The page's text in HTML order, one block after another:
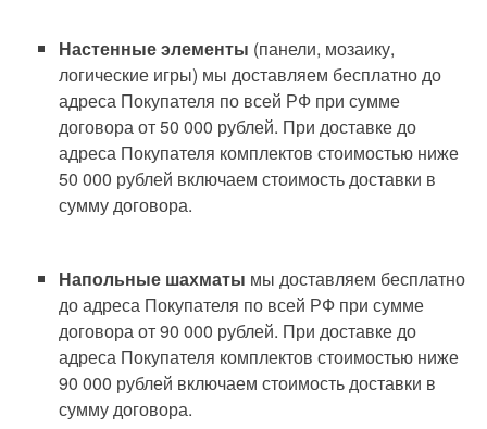
Настенные элементы (панели, мозаику,
логические игры) мы доставляем бесплатно до
адреса Покупателя по всей РФ при сумме
договора от 50 000 рублей. При доставке до
адреса Покупателя комплектов стоимостью ниже
50 000 рублей включаем стоимость доставки в
сумму договора.
Напольные шахматы мы доставляем бесплатно
до адреса Покупателя по всей РФ при сумме
договора от 90 000 рублей. При доставке до
адреса Покупателя комплектов стоимостью ниже
90 000 рублей включаем стоимость доставки в
сумму договора.